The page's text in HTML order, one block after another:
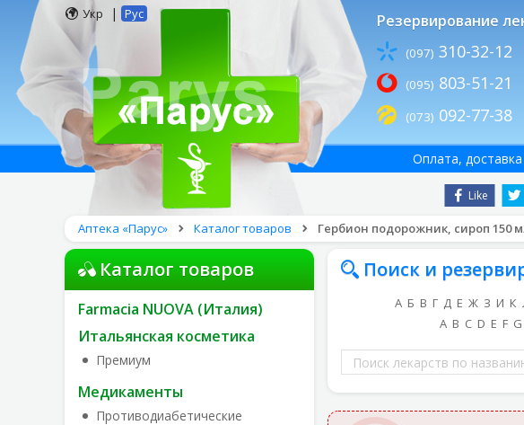
Укр | Рус Резервирование
(097) 310-32-12
(095) 803-51-21
(073) 092-77-38
Like
Оплата, доставка
Аптека «Парус» Каталог товаров Гербион подорожник, сироп 150
Каталог товаров
Farmacia NUOVA (Италия)
Итальянская косметика
Премиум
Медикаменты
Противодиабетические
Поиск и
А Б В Г Д Е Ж З И К
A B C D E F G
Поиск
лекарств
по
названию